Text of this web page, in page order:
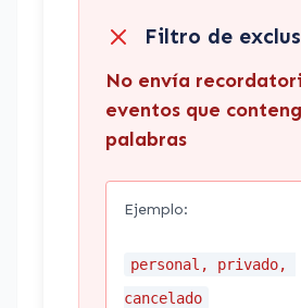
Filtro de
No envía
eventos que
palabras
Ejemplo:
personal, privado,
cancelado